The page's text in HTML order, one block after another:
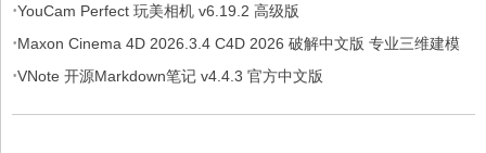
·YouCam Perfect 玩美相机 v6.19.2 高级版
·Maxon Cinema 4D 2026.3.4 C4D 2026 破解中文版 专业三维建模
动画与渲染软件（附多个版本）
·VNote 开源Markdown笔记 v4.4.3 官方中文版